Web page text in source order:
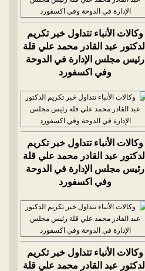
وكالات الأنباء تتداول خبر تكريم
الدكتور عبد القادر محمد علي قلة
رئيس مجلس الإدارة في الدوحة
وفي اكسفورد
وكالات الأنباء تتداول خبر تكريم
الدكتور عبد القادر محمد علي قلة
رئيس مجلس الإدارة في الدوحة
وفي اكسفورد
وكالات الأنباء تتداول خبر تكريم
الدكتور عبد القادر محمد علي قلة